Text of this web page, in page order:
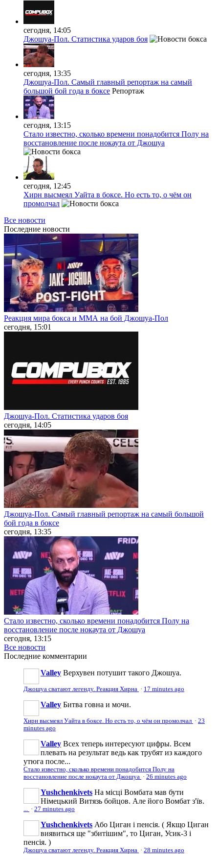
сегодня, 14:05
Джошуа-Пол. Статистика ударов боя
сегодня, 13:35
Джошуа-Пол. Самый главный репортаж на самый
большой бой года в боксе Репортаж
сегодня, 13:15
Стало известно, сколько времени понадобится Полу на
восстановление после нокаута от Джошуа
сегодня, 12:45
Хирн высмеял Уайта в боксе. Но есть то, о чём он
промолчал
Все новости
Последние новости
Реакция мира бокса и ММА на бой Джошуа-Пол
сегодня, 15:01
Джошуа-Пол. Статистика ударов боя
сегодня, 14:05
Джошуа-Пол. Самый главный репортаж на самый большой
бой года в боксе
сегодня, 13:35
Стало известно, сколько времени понадобится Полу на
восстановление после нокаута от Джошуа
сегодня, 13:15
Все новости
Последние комментарии
Valley Верхувен потушит такого Джошуа.
Джошуа сватают легенду. Реакция Хирна · 17 minutes ago
Valley Битва говна и мочи.
Хирн высмеял Уайта в боксе. Но есть то, о чём он промолчал · 23
minutes ago
Valley Всех теперь интересуют цифры. Всем
плевать на результат ведь как трубят из каждого
утюга после...
Стало известно, сколько времени понадобится Полу на
восстановление после нокаута от Джошуа · 26 minutes ago
Yushchenkivets На місці Вомбата мав бути
Німецький Витязь бойцов. Але його Вомбат з'їв.
... · 27 minutes ago
Yushchenkivets Або Циган і пенсія. ( Якщо Циган
виявиться ще "збитішим", то Циган, Усик-3 і
пенсія. )
Джошуа сватают легенду. Реакция Хирна · 28 minutes ago